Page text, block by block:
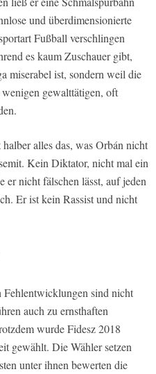
und überdimensionierte
Fußball verschlingen
es kaum Zuschauer gibt,
miserabel ist, sondern weil die
gewalttätigen, oft
alles das, was Orbán nicht
Kein Diktator, nicht mal ein
nicht fälschen lässt, auf jeden
Er ist kein Rassist und nicht
Fehlentwicklungen sind nicht
auch zu ernsthaften
wurde Fidesz 2018
gewählt. Die Wähler setzen
unter ihnen bewerten die